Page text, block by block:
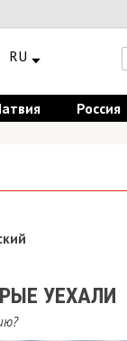
RU
Россия
УЕХАЛИ